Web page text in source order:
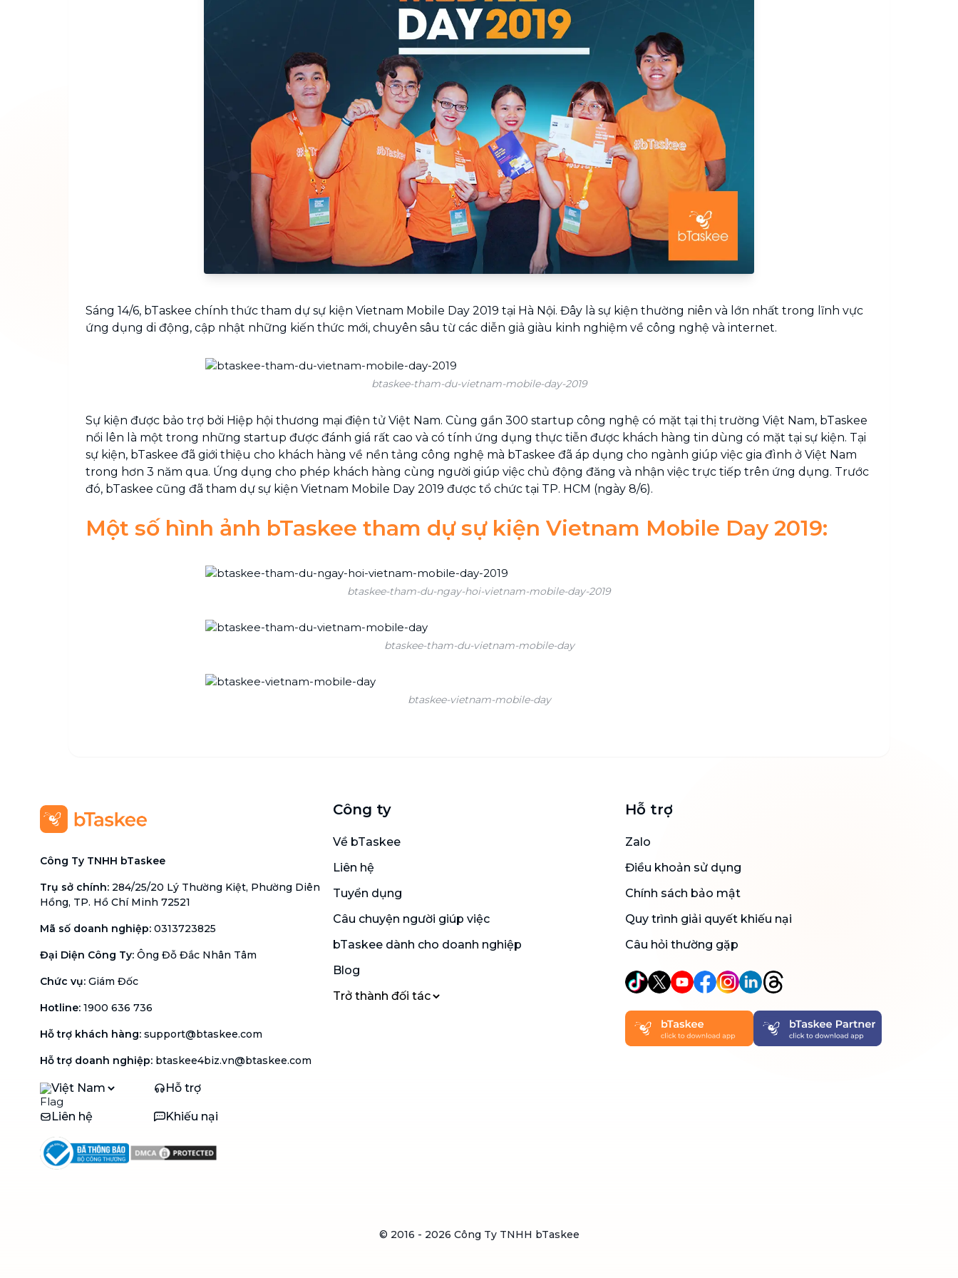
Chuyển nhà trọn gói, không lo dọn
dẹp nơi đi nơi đến
Vệ sinh công nghiệp NEW
Vệ sinh chuyên nghiệp cho văn
phòng, nhà xưởng, công trình lớn
Sáng 14/6, bTaskee chính thức tham dự sự kiện Vietnam Mobile Day 2019 tại Hà Nội. Đây là sự kiện thường niên và lớn nhất trong lĩnh vực
ứng dụng di động, cập nhật những kiến thức mới, chuyên sâu từ các diễn giả giàu kinh nghiệm về công nghệ và internet.
btaskee-tham-du-vietnam-mobile-day-2019
Sự kiện được bảo trợ bởi Hiệp hội thương mại điện tử Việt Nam. Cùng gần 300 startup công nghệ có mặt tại thị trường Việt Nam, bTaskee
nổi lên là một trong những startup được đánh giá rất cao và có tính ứng dụng thực tiễn được khách hàng tin dùng có mặt tại sự kiện. Tại
sự kiện, bTaskee đã giới thiệu cho khách hàng về nền tảng công nghệ mà bTaskee đã áp dụng cho ngành giúp việc gia đình ở Việt Nam
trong hơn 3 năm qua. Ứng dụng cho phép khách hàng cùng người giúp việc chủ động đăng và nhận việc trực tiếp trên ứng dụng. Trước
đó, bTaskee cũng đã tham dự sự kiện Vietnam Mobile Day 2019 được tổ chức tại TP. HCM (ngày 8/6).
Một số hình ảnh bTaskee tham dự sự kiện Vietnam Mobile Day 2019:
btaskee-tham-du-ngay-hoi-vietnam-mobile-day-2019
btaskee-tham-du-vietnam-mobile-day
btaskee-vietnam-mobile-day
Công Ty TNHH bTaskee
Trụ sở chính: 284/25/20 Lý Thường Kiệt, Phường Diên
Hồng, TP. Hồ Chí Minh 72521
Mã số doanh nghiệp: 0313723825
Đại Diện Công Ty: Ông Đỗ Đắc Nhân Tâm
Chức vụ: Giám Đốc
Hotline: 1900 636 736
Hỗ trợ khách hàng: support@btaskee.com
Hỗ trợ doanh nghiệp: btaskee4biz.vn@btaskee.com
Việt Nam Hỗ trợ
Liên hệ Khiếu nại
Công ty
Về bTaskee
Liên hệ
Tuyển dụng
Câu chuyện người giúp việc
bTaskee dành cho doanh nghiệp
Blog
Trở thành đối tác
Hỗ trợ
Zalo
Điều khoản sử dụng
Chính sách bảo mật
Quy trình giải quyết khiếu nại
Câu hỏi thường gặp
© 2016 - 2026 Công Ty TNHH bTaskee